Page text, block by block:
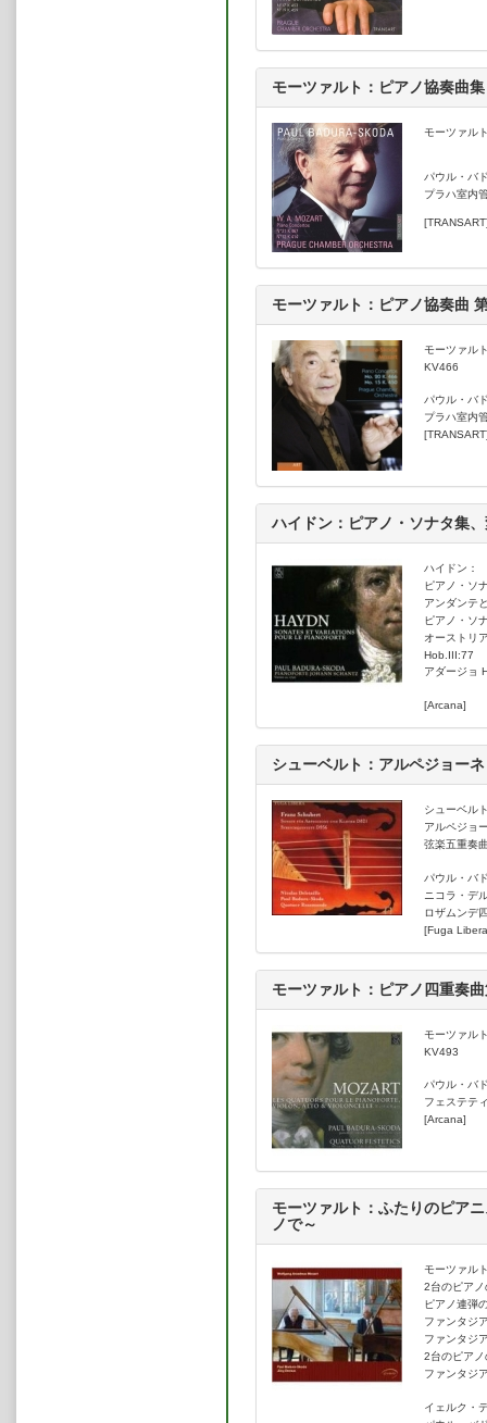
ー・ゲオルグ・ショルティ、ヴァ
演した。
しかし、バドゥラ＝スコダはその
ことなく、バロックから現代音楽
トリーを狭く絞って、それだけを
楽学の分野の仕事もやり、また、
に、膨大な量の自筆譜や初版のマ
コレクションした。1976年、オー
ストリア科学・芸術功労賞」を授
ング」が贈られた。これは、ヴィ
彼は数多くのコンサートのため、
ーマ、マドリード、ミラノ、東京
スなど）、また、ワルシャワのシ
フェスティバル、エストリル・フ
シュレスヴィヒ・ホルシュタイン
出演した。さらに、リーズ国際コ
ル、ブリュッセルのエリザベート
審査委員会のメンバーも務めた。
LPやCDに、すでに膨大な録音を
グを続け、GENUINレーベルより
ノ曲」をリリース。さらに、モー
プラハ室内管弦楽団と共に進行中
曲第15番、第20番」を、2014年4
番」を、Transart classicレーベル
モーツァルト：ピアノ協奏曲集
モーツァル
パウル・バ
プラハ室内
モーツァルト：ピアノ協奏曲
モーツァル
KV466
パウル・バ
プラハ室内
ハイドン：ピアノ・ソナタ集
ハイドン：
ピアノ・ソ
アンダンテ
ピアノ・ソ
オーストリ
Hob.III:77
アダージョ
[Arcana]
シューベルト：アルペジョー
シューベル
アルペジョ
弦楽五重奏
パウル・バ
ニコラ・デ
ロザムンデ
[Fuga
モーツァルト：ピアノ四重奏
モーツァル
KV493
パウル・バ
フェステテ
[Arcana]
モーツァルト：ふたりのピア
ノで～
モーツァル
2台のピア
ピアノ連弾
ファンタジ
ファンタジ
2台のピア
ファンタジ
イェルク・